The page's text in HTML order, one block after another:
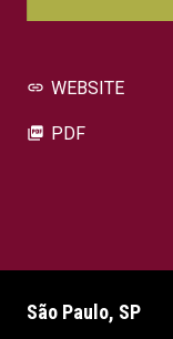
link WEBSITE
picture_as_pdf PDF
São Paulo, SP